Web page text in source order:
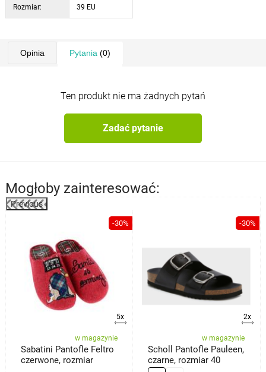
Rozmiar: 39 EU
Opinia Pytania (0)
Ten produkt nie ma żadnych pytań
Zadać pytanie
Mogłoby zainteresować:
Previous
-30%
5x
w magazynie
Sabatini Pantofle Feltro
czerwone, rozmiar
-30%
2x
w magazynie
Scholl Pantofle Pauleen,
czarne, rozmiar 40